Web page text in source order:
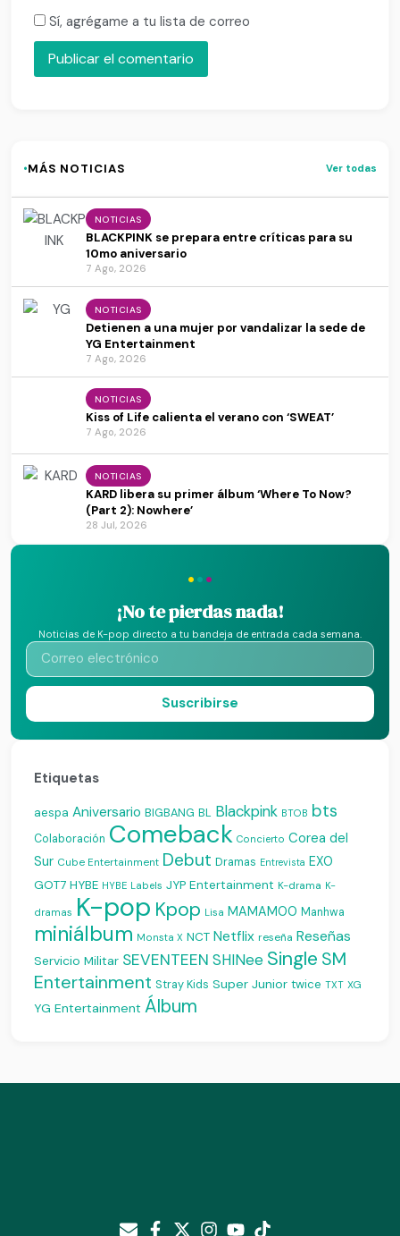
Sí, agrégame a tu lista de correo
·MÁS NOTICIAS Ver todas
NOTICIAS
BLACKPINK se prepara entre críticas para su
10mo aniversario
7 Ago, 2026
NOTICIAS
Detienen a una mujer por vandalizar la sede de
YG Entertainment
7 Ago, 2026
NOTICIAS
Kiss of Life calienta el verano con ‘SWEAT’
7 Ago, 2026
NOTICIAS
KARD libera su primer álbum ‘Where To Now?
(Part 2): Nowhere’
28 Jul, 2026
···
¡No te pierdas nada!
Noticias de K-pop directo a tu bandeja de entrada cada semana.
Suscribirse
Etiquetas
aespa Aniversario BIGBANG BL Blackpink BTOB bts
Colaboración Comeback Concierto Corea del
Sur Cube Entertainment Debut Dramas Entrevista EXO
GOT7 HYBE HYBE Labels JYP Entertainment K-drama K-
dramas K-pop Kpop Lisa MAMAMOO Manhwa
miniálbum Monsta X NCT Netflix reseña Reseñas
Servicio Militar SEVENTEEN SHINee Single SM
Entertainment Stray Kids Super Junior twice TXT XG
YG Entertainment Álbum